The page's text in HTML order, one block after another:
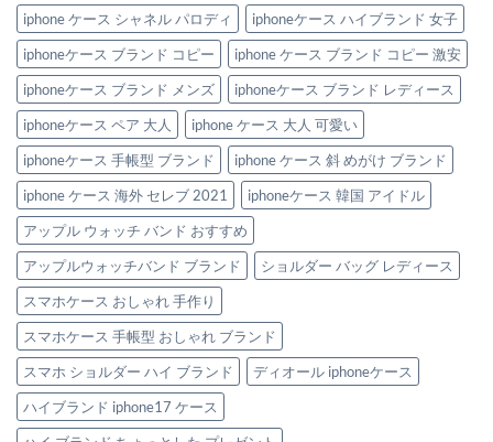
iphone ケース シャネル パロディ
iphoneケース ハイブランド 女子
iphoneケース ブランド コピー
iphone ケース ブランド コピー 激安
iphoneケース ブランド メンズ
iphoneケース ブランド レディース
iphoneケース ペア 大人
iphone ケース 大人 可愛い
iphoneケース 手帳型 ブランド
iphone ケース 斜 めがけ ブランド
iphone ケース 海外 セレブ 2021
iphoneケース 韓国 アイドル
アップル ウォッチ バンド おすすめ
アップルウォッチバンド ブランド
ショルダー バッグ レディース
スマホケース おしゃれ 手作り
スマホケース 手帳型 おしゃれ ブランド
スマホ ショルダー ハイ ブランド
ディオール iphoneケース
ハイブランド iphone17 ケース